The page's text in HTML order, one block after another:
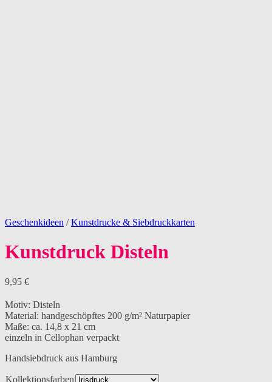
Geschenkideen / Kunstdrucke & Siebdruckkarten
Kunstdruck Disteln
9,95 €
Motiv: Disteln
Material: handgeschöpftes 200 g/m² Naturpapier
Maße: ca. 14,8 x 21 cm
einzeln in Cellophan verpackt
Handsiebdruck aus Hamburg
Kollektionsfarben